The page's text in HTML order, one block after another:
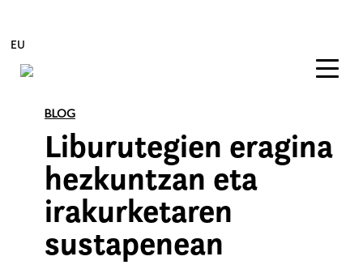
Edukira zuzenean joan
EU
BLOG
Liburutegien eragina
hezkuntzan eta
irakurketaren
sustapenean